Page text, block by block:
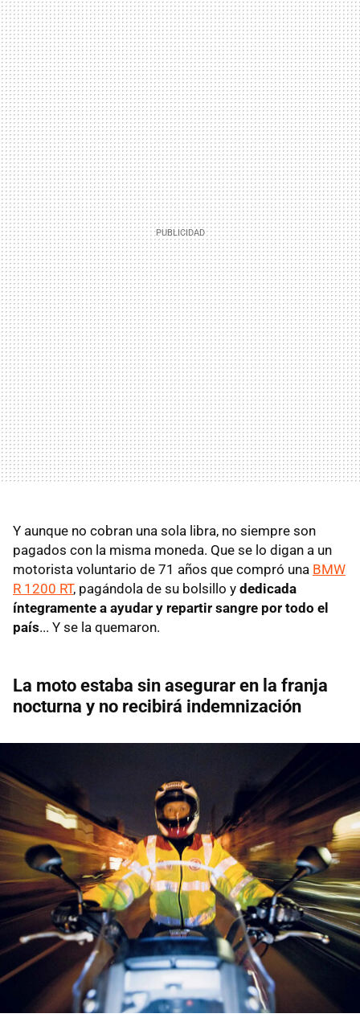
Y aunque no cobran una sola libra, no siempre son
pagados con la misma moneda. Que se lo digan a un
motorista voluntario de 71 años que compró una BMW
R 1200 RT, pagándola de su bolsillo y dedicada
íntegramente a ayudar y repartir sangre por todo el
país... Y se la quemaron.
La moto estaba sin asegurar en la franja
nocturna y no recibirá indemnización